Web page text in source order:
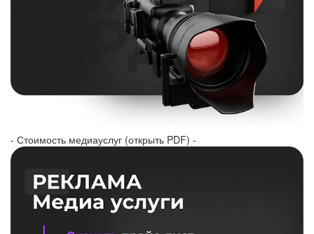
- Стоимость медиауслуг (открыть PDF) -